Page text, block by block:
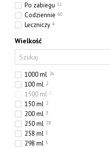
Po zabiegu 11
Codziennie 60
Leczniczy 4
Wielkość
1000 ml 26
100 ml 2
1500 ml 0
150 ml 2
200 ml 3
250 ml 28
258 ml 1
298 ml 1